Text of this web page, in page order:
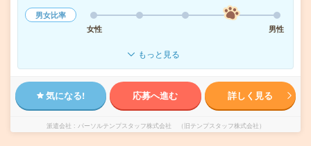
男女比率
女性
男性
もっと見る
気になる! 応募へ進む 詳しく見る
派遣会社 パーソルテンプスタッフ株式会社 （旧テンプスタッフ株式会社）